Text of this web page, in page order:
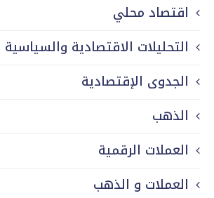
اقتصاد محلي
التحليلات الاقتصادية والسياسية
الجدوى الإقتصادية
الذهب
العملات الرقمية
العملات و الذهب